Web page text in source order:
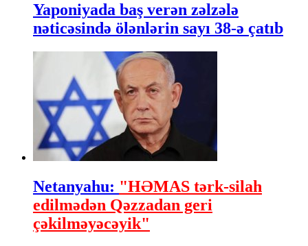
Yaponiyada baş verən zəlzələ
nəticəsində ölənlərin sayı 38-ə çatıb
Netanyahu: "HƏMAS tərk-silah
edilmədən Qəzzadan geri
çəkilməyəcəyik"